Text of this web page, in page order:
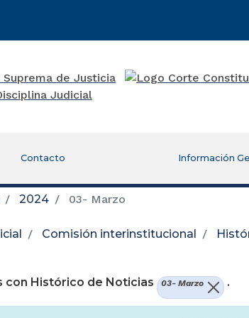
Contacto Información
2024 03- Marzo
Comisión interinstitucional
nueva ventana)
con Histórico de Noticias
03- Marzo .